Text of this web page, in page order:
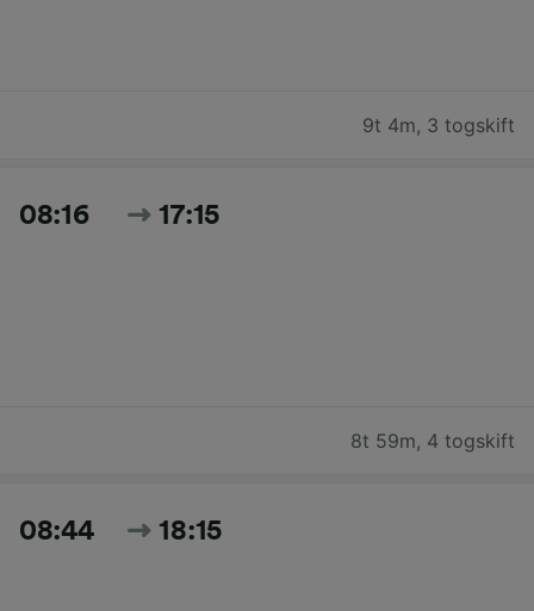
9t 4m, 3 togskift
08:16 17:15
8t 59m, 4 togskift
08:44 18:15